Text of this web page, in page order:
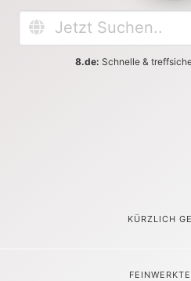
8.de: Schnelle &
KÜRZLICH